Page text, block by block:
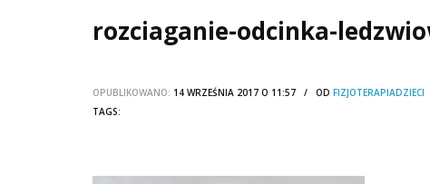
rozciaganie-odcinka-
OPUBLIKOWANO: 14 WRZEŚNIA 2017 O 11:57 / OD FIZJOTERAPIADZIECI
TAGS: